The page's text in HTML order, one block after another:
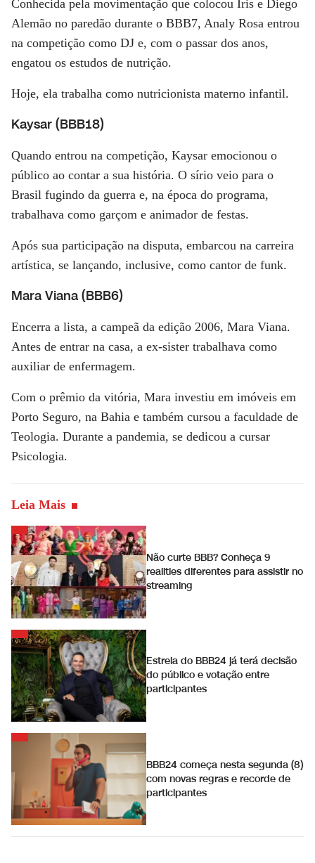
Conhecida pela movimentação que colocou Iris e Diego
Alemão no paredão durante o BBB7, Analy Rosa entrou
na competição como DJ e, com o passar dos anos,
engatou os estudos de nutrição.
Hoje, ela trabalha como nutricionista materno infantil.
Kaysar (BBB18)
Quando entrou na competição, Kaysar emocionou o
público ao contar a sua história. O sírio veio para o
Brasil fugindo da guerra e, na época do programa,
trabalhava como garçom e animador de festas.
Após sua participação na disputa, embarcou na carreira
artística, se lançando, inclusive, como cantor de funk.
Mara Viana (BBB6)
Encerra a lista, a campeã da edição 2006, Mara Viana.
Antes de entrar na casa, a ex-sister trabalhava como
auxiliar de enfermagem.
Com o prêmio da vitória, Mara investiu em imóveis em
Porto Seguro, na Bahia e também cursou a faculdade de
Teologia. Durante a pandemia, se dedicou a cursar
Psicologia.
Leia Mais
Não curte BBB? Conheça 9
realities diferentes para assistir no
streaming
Estreia do BBB24 já terá decisão
do público e votação entre
participantes
BBB24 começa nesta segunda (8)
com novas regras e recorde de
participantes